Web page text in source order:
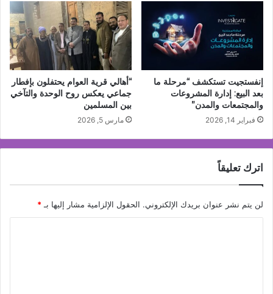
إنفستجيت تستكشف “مرحلة ما
بعد البيع: إدارة المشروعات
والمجتمعات والمدن”
فبراير 14, 2026
“أهالي قرية العوام يحتفلون بإفطار
جماعي يعكس روح الوحدة والتآخي
بين المسلمين
مارس 5, 2026
اترك تعليقاً
لن يتم نشر عنوان بريدك الإلكتروني. الحقول الإلزامية مشار إليها بـ *